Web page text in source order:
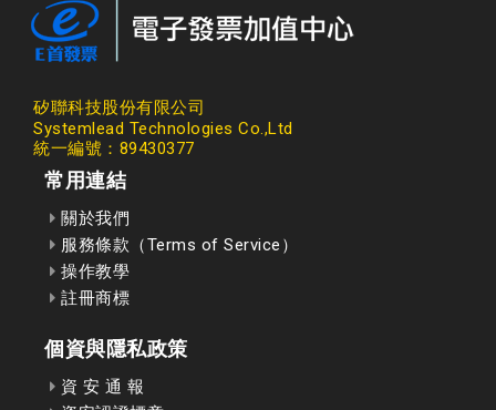
矽聯科技股份有限公司
Systemlead Technologies Co.,Ltd
統一編號：89430377
常用連結
關於我們
服務條款（Terms of Service）
操作教學
註冊商標
個資與隱私政策
資 安 通 報